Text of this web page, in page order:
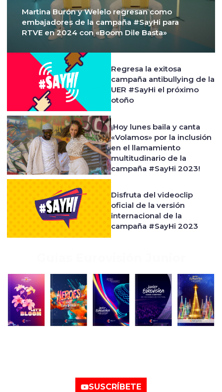
Martina Burón y Welelo regresan como
embajadores de la campaña #SayHi para
RTVE en 2024 con «Boom Dile Basta»
Regresa la exitosa
campaña antibullying de la
UER #SayHi el próximo
otoño
¡Hoy lunes baila y canta
«Volamos» por la inclusión
en el llamamiento
multitudinario de la
campaña #SayHi 2023!
Disfruta del videoclip
oficial de la versión
internacional de la
campaña #SayHi 2023
SUSCRÍBETE